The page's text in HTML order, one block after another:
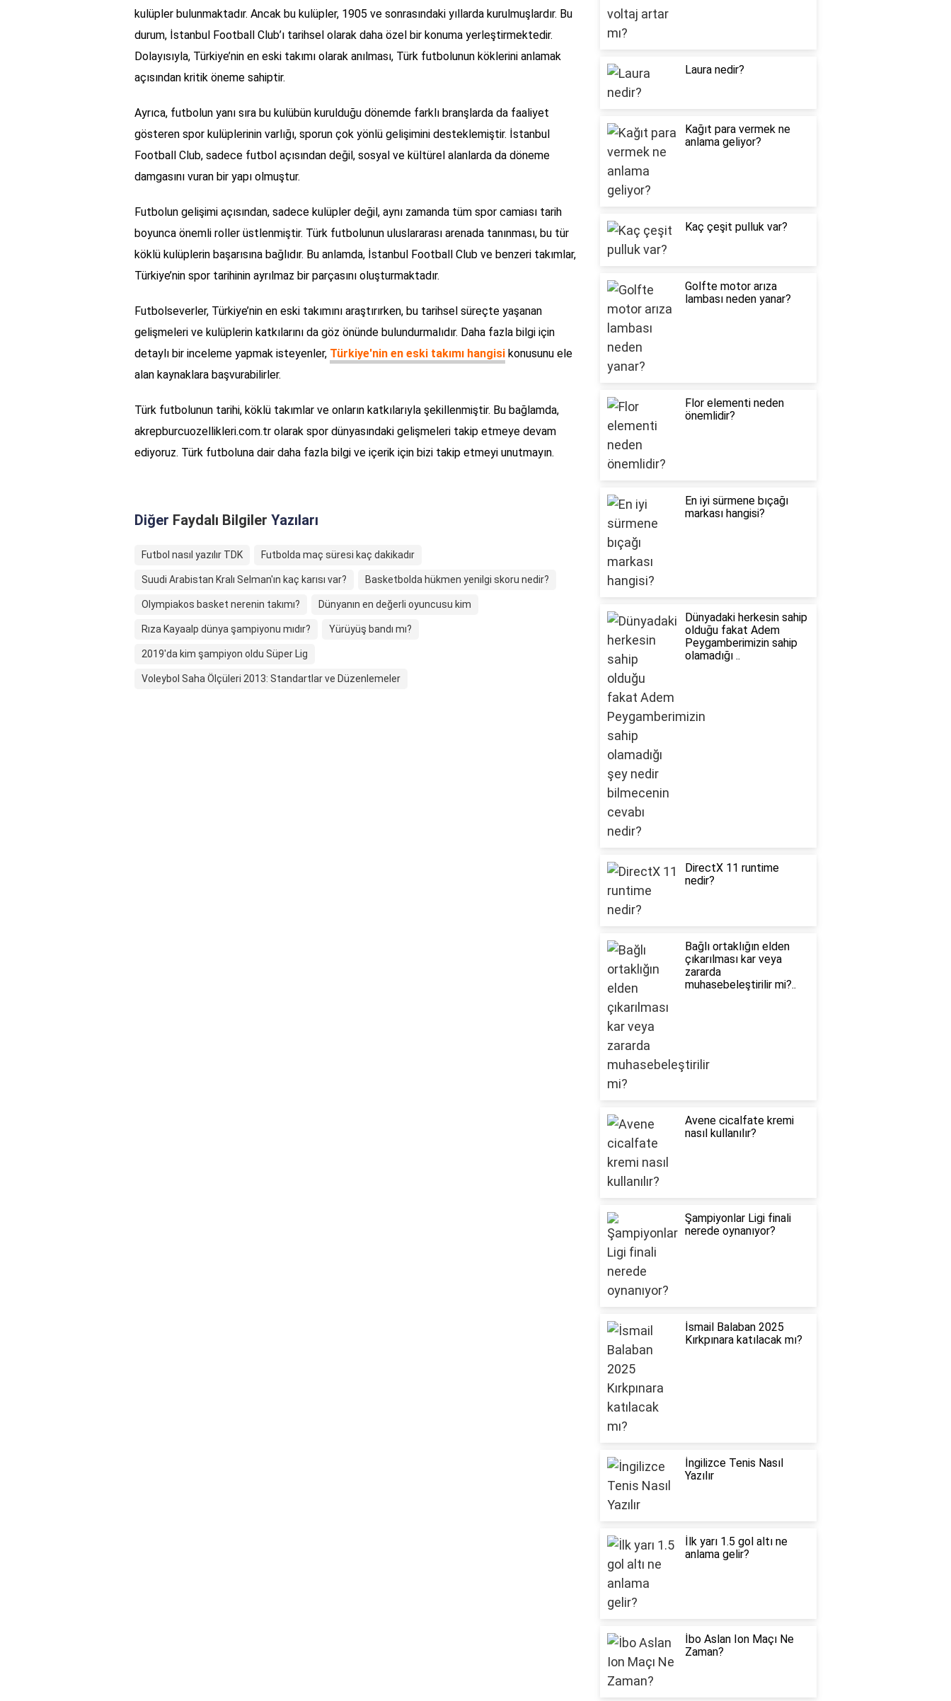
kulüpler bulunmaktadır. Ancak bu kulüpler, 1905 ve sonrasındaki yıllarda kurulmuşlardır. Bu
durum, İstanbul Football Club’ı tarihsel olarak daha özel bir konuma yerleştirmektedir.
Dolayısıyla, Türkiye’nin en eski takımı olarak anılması, Türk futbolunun köklerini anlamak
açısından kritik öneme sahiptir.
Ayrıca, futbolun yanı sıra bu kulübün kurulduğu dönemde farklı branşlarda da faaliyet
gösteren spor kulüplerinin varlığı, sporun çok yönlü gelişimini desteklemiştir. İstanbul
Football Club, sadece futbol açısından değil, sosyal ve kültürel alanlarda da döneme
damgasını vuran bir yapı olmuştur.
Futbolun gelişimi açısından, sadece kulüpler değil, aynı zamanda tüm spor camiası tarih
boyunca önemli roller üstlenmiştir. Türk futbolunun uluslararası arenada tanınması, bu tür
köklü kulüplerin başarısına bağlıdır. Bu anlamda, İstanbul Football Club ve benzeri takımlar,
Türkiye’nin spor tarihinin ayrılmaz bir parçasını oluşturmaktadır.
Futbolseverler, Türkiye’nin en eski takımını araştırırken, bu tarihsel süreçte yaşanan
gelişmeleri ve kulüplerin katkılarını da göz önünde bulundurmalıdır. Daha fazla bilgi için
detaylı bir inceleme yapmak isteyenler, Türkiye'nin en eski takımı hangisi konusunu ele
alan kaynaklara başvurabilirler.
Türk futbolunun tarihi, köklü takımlar ve onların katkılarıyla şekillenmiştir. Bu bağlamda,
akrepburcuozellikleri.com.tr olarak spor dünyasındaki gelişmeleri takip etmeye devam
ediyoruz. Türk futboluna dair daha fazla bilgi ve içerik için bizi takip etmeyi unutmayın.
Diğer Faydalı Bilgiler Yazıları
Futbol nasıl yazılır TDK Futbolda maç süresi kaç dakikadır
Suudi Arabistan Kralı Selman'ın kaç karısı var? Basketbolda hükmen yenilgi skoru nedir?
Olympiakos basket nerenin takımı? Dünyanın en değerli oyuncusu kim
Rıza Kayaalp dünya şampiyonu mıdır? Yürüyüş bandı mı?
2019'da kim şampiyon oldu Süper Lig
Voleybol Saha Ölçüleri 2013: Standartlar ve Düzenlemeler
Laura nedir?
Kağıt para vermek ne
anlama geliyor?
Kaç çeşit pulluk var?
Golfte motor arıza
lambası neden yanar?
Flor elementi neden
önemlidir?
En iyi sürmene bıçağı
markası hangisi?
Dünyadaki herkesin sahip
olduğu fakat Adem
Peygamberimizin sahip
olamadığı ..
DirectX 11 runtime
nedir?
Bağlı ortaklığın elden
çıkarılması kar veya
zararda
muhasebeleştirilir mi?..
Avene cicalfate kremi
nasıl kullanılır?
Şampiyonlar Ligi finali
nerede oynanıyor?
İsmail Balaban 2025
Kırkpınara katılacak mı?
İngilizce Tenis Nasıl
Yazılır
İlk yarı 1.5 gol altı ne
anlama gelir?
İbo Aslan Ion Maçı Ne
Zaman?